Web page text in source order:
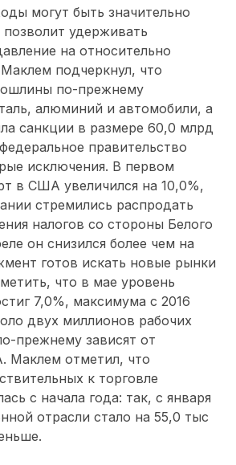
могут быть значительно
удерживать
на относительно
подчеркнул, что
по-прежнему
алюминий и автомобили, а
санкции в размере 60,0 млрд
правительство
исключения. В первом
в США увеличился на 10,0%,
стремились распродать
налогов со стороны Белого
он снизился более чем на
готов искать новые рынки
что в мае уровень
7,0%, максимума с 2016
двух миллионов рабочих
прежнему зависят от
Маклем отметил, что
к торговле
с начала года: так, с января
отрасли стало на 55,0 тыс